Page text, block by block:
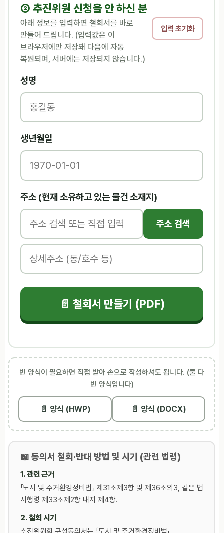
② 추진위원 신청을 안 하신 분
아래 정보를 입력하면 철회서를 바로
만들어 드립니다. (입력값은 이
브라우저에만 저장돼 다음에 자동
복원되며, 서버에는 저장되지 않습니다.)
입력 초기화
성명
생년월일
주소 (현재 소유하고 있는 물건 소재지)
주소 검색
📄 철회서 만들기 (PDF)
빈 양식이 필요하면 직접 받아 손으로 작성하셔도 됩니다. (둘 다
빈 양식입니다)
📄 양식 (HWP) 📄 양식 (DOCX)
📖 동의서 철회·반대 방법 및 시기 (관련 법령)
1. 관련 근거
「도시 및 주거환경정비법」 제31조제3항 및 제36조의3, 같은 법
시행령 제33조제2항 내지 제4항.
2. 철회 시기